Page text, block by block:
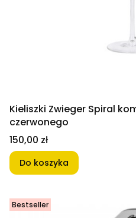
Kieliszki Zwieger Spiral
czerwonego
Cena
150,00 zł
Do koszyka
Bestseller